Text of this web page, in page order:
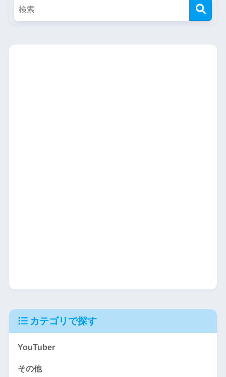
カテゴリで探す
YouTuber
その他